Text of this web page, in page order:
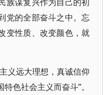
党的全部奋斗之中。忘
变性质、改变颜色，就
义远大理想，真诚信仰
色社会主义而奋斗”。